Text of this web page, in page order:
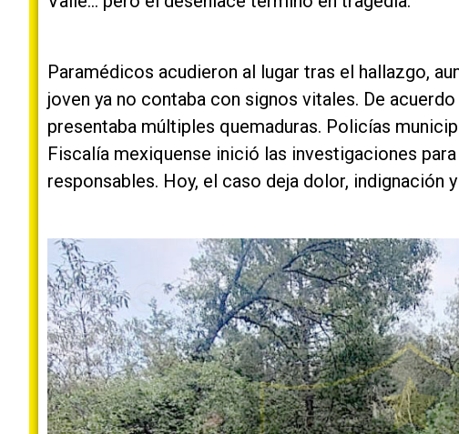
Paramédicos acudieron al lugar tras el hallazgo,
joven ya no contaba con signos vitales. De
presentaba múltiples quemaduras. Policías
Fiscalía mexiquense inició las investigaciones
responsables. Hoy, el caso deja dolor, indignación